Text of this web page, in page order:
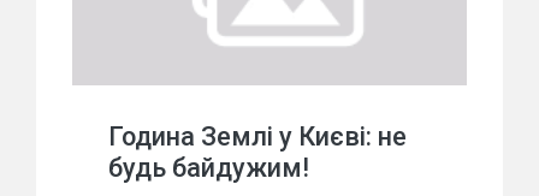
Година Землі у Києві: не
будь байдужим!